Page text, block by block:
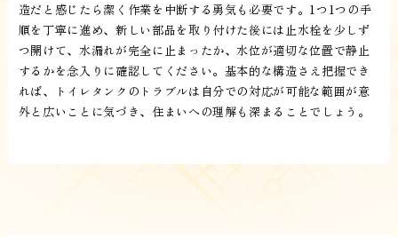
造だと感じたら潔く作業を中断する勇気も必要です。1つ1つの手
順を丁寧に進め、新しい部品を取り付けた後には止水栓を少しず
つ開けて、水漏れが完全に止まったか、水位が適切な位置で静止
するかを念入りに確認してください。基本的な構造さえ把握でき
れば、トイレタンクのトラブルは自分での対応が可能な範囲が意
外と広いことに気づき、住まいへの理解も深まることでしょう。